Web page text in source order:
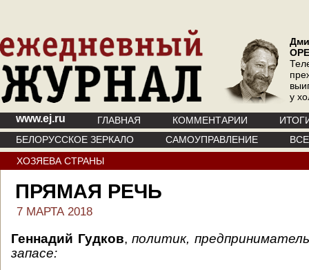
у
www.ej.ru ГЛАВНАЯ КОММЕНТАРИИ
БЕЛОРУССКОЕ ЗЕРКАЛО
САМОУПРАВЛЕНИЕ
ХОЗЯЕВА СТРАНЫ
ПРЯМАЯ РЕЧЬ
7 МАРТА 2018
Геннадий Гудков,политик,
запасе: